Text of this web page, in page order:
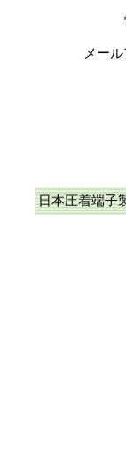
メー
日本圧着端子